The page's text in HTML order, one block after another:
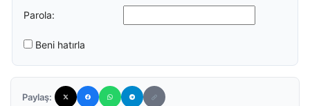
Parola:
Beni hatırla
Paylaş: